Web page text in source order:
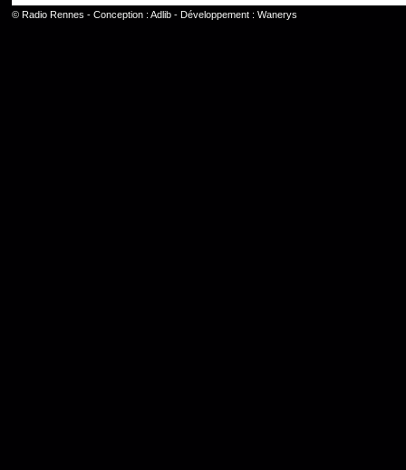
© Radio Rennes - Conception : Adlib- Développement : Wanerys